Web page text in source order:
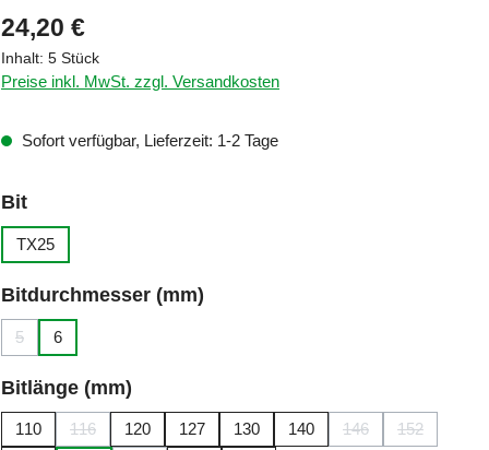
Regulärer Preis:
24,20 €
Inhalt: 5 Stück
Preise inkl. MwSt. zzgl. Versandkosten
Sofort verfügbar, Lieferzeit: 1-2 Tage
Bitauswählen
TX25
Bitdurchmesser (mm)
5 6
Bitlänge (mm)
110 116 120 127 130 140 146 152